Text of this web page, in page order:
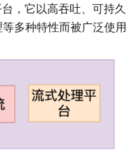
，它以高吞吐、可持久
多种特性而被广泛使用